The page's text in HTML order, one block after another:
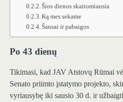
Šios dienos skaitomiausia
Ką mes sekame
Šansai ir pabaigos
Po 43 dienų
Tikimasi, kad JAV Atstovų Rūmai
Senato priimto įstatymo projekto,
vyriausybę iki sausio 30 d. ir